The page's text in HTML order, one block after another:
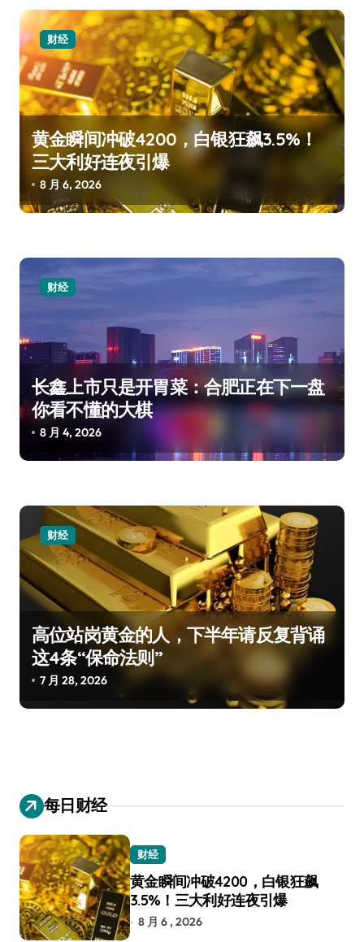
财经
黄金瞬间冲破4200，白银狂飙3.5%！
三大利好连夜引爆
8 月 6, 2026
财经
长鑫上市只是开胃菜：合肥正在下一盘
你看不懂的大棋
8 月 4, 2026
财经
高位站岗黄金的人，下半年请反复背诵
这4条“保命法则”
7 月 28, 2026
每日财经
财经
黄金瞬间冲破4200，白银狂飙
3.5%！三大利好连夜引爆
8 月 6 , 2026